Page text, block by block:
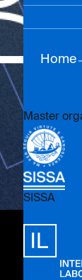
Home
Master
SISSA